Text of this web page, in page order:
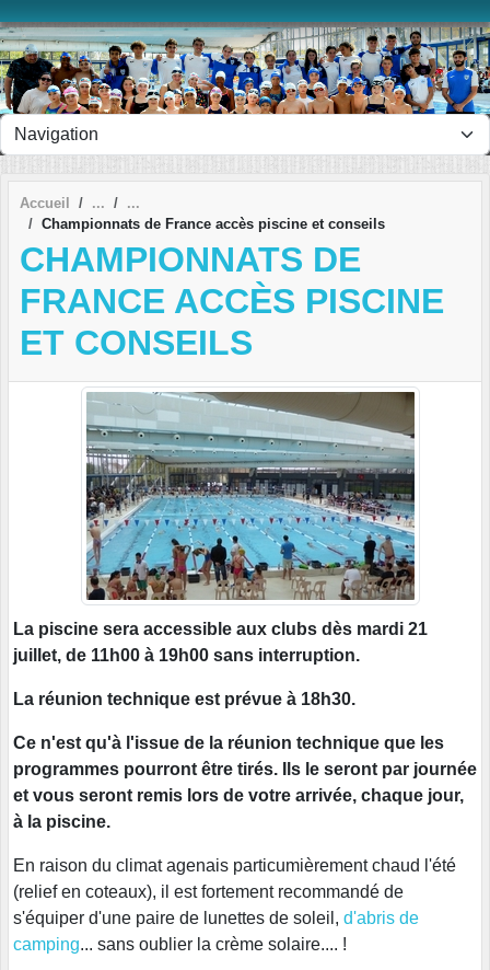
Accueil
Championnats de France accès piscine et conseils
CHAMPIONNATS DE
FRANCE ACCÈS PISCINE
ET CONSEILS
La piscine sera accessible aux clubs dès mardi 21
juillet, de 11h00 à 19h00 sans interruption.
La réunion technique est prévue à 18h30.
Ce n'est qu'à l'issue de la réunion technique que les
programmes pourront être tirés. Ils le seront par journée
et vous seront remis lors de votre arrivée, chaque jour,
à la piscine.
En raison du climat agenais particumièrement chaud l'été
(relief en coteaux), il est fortement recommandé de
s'équiper d'une paire de lunettes de soleil, d'abris de
camping... sans oublier la crème solaire.... !